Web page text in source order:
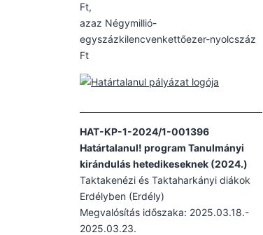
Ft,
azaz Négymillió-
egyszázkilencvenkettőezer-nyolcszáz
Ft
HAT-KP-1-2024/1-001396
Határtalanul! program Tanulmányi
kirándulás hetedikeseknek (2024.)
Taktakenézi és Taktaharkányi diákok
Erdélyben (Erdély)
Megvalósítás időszaka: 2025.03.18.-
2025.03.23.